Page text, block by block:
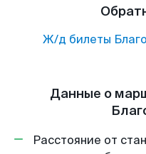
Ж/д билеты
Данные о
Расстояние от